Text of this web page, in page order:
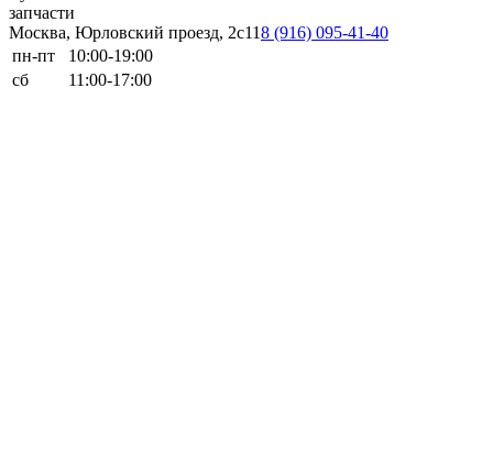
запчасти
Москва, Юрловский проезд, 2с118 (916) 095-41-40
пн-пт
10:00-19:00
сб
11:00-17:00